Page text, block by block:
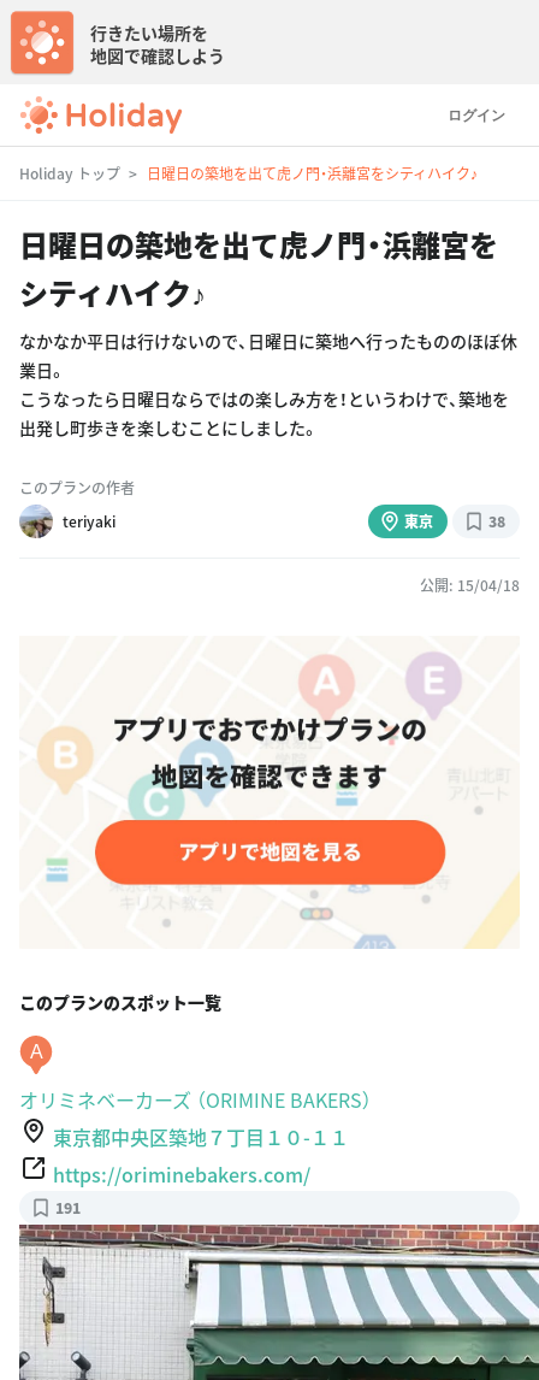
ログイン
行きたい場所を
地図で確認しよう
Holiday トップ 日曜日の築地を出て虎ノ門・浜離宮をシティハイク♪
日曜日の築地を出て虎ノ門・浜離宮を
シティハイク♪
なかなか平日は行けないので、日曜日に築地へ行ったもののほぼ休
業日。
こうなったら日曜日ならではの楽しみ方を！というわけで、築地を
出発し町歩きを楽しむことにしました。
このプランの作者
teriyaki
東京 38
公開: 15/04/18
このプランのスポット一覧
A
オリミネベーカーズ （ORIMINE BAKERS）
東京都中央区築地７丁目１０-１１
https://oriminebakers.com/
191